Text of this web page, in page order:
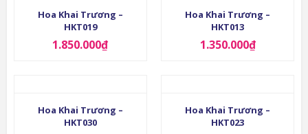
Hoa Khai Trương –
HKT019
1.850.000₫
Hoa Khai Trương –
HKT013
1.350.000₫
Hoa Khai Trương –
HKT030
Hoa Khai Trương –
HKT023